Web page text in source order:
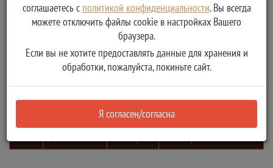
соглашаетесь с политикой конфиденциальности. Вы всегда
можете отключить файлы cookie в настройках Вашего
браузера.
Если вы не хотите предоставлять данные для хранения и
обработки, пожалуйста, покиньте сайт.
Я согласен/согласна